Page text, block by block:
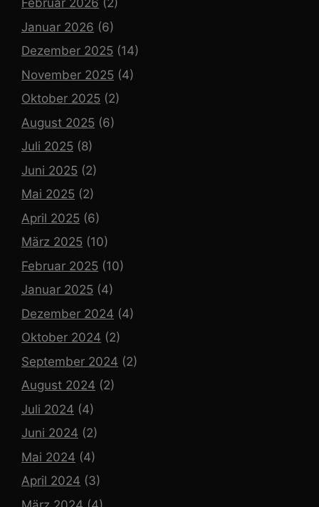
Februar 2026 (2)
Januar 2026 (6)
Dezember 2025 (14)
November 2025 (4)
Oktober 2025 (2)
August 2025 (6)
Juli 2025 (8)
Juni 2025 (2)
Mai 2025 (2)
April 2025 (6)
März 2025 (10)
Februar 2025 (10)
Januar 2025 (4)
Dezember 2024 (4)
Oktober 2024 (2)
September 2024 (2)
August 2024 (2)
Juli 2024 (4)
Juni 2024 (2)
Mai 2024 (4)
April 2024 (3)